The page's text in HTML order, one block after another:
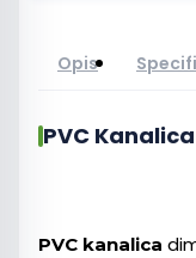
Opis
PVC
PVC kanalica